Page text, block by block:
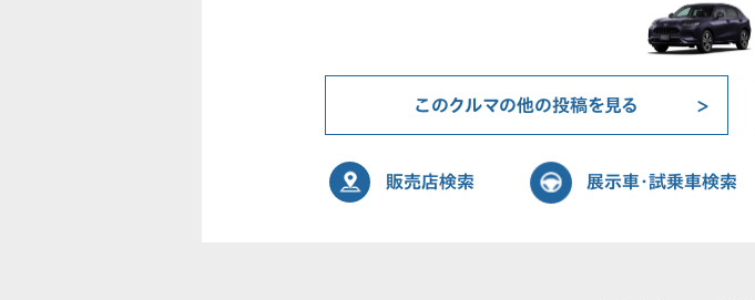
このクルマの他の投稿を見る
販売店検索 展示車・試乗車検索